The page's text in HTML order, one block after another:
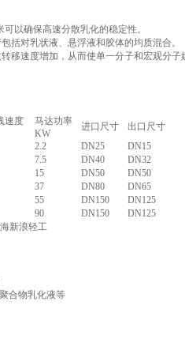
以确保高速分散乳化的稳定性。
括对乳状液、悬浮液和胶体的均质混合。
速度增加，从而使单一分子和宏观分子
速度
马达功率
KW
进口尺寸
出口尺寸
2.2 DN25
DN15
7.5 DN40
DN32
15 DN50
DN50
37 DN80
DN65
55 DN150
DN125
90 DN150
DN125
新浪轻工
合物乳化液等